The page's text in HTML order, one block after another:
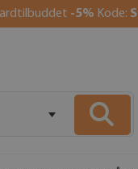
-5% Kode: